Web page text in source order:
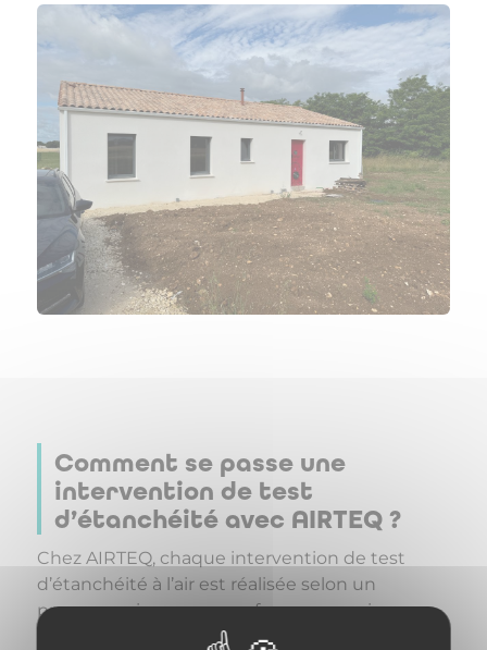
Comment se passe une
intervention de test
d’étanchéité avec AIRTEQ ?
Chez AIRTEQ, chaque intervention de test
d’étanchéité à l’air est réalisée selon un
processus rigoureux, conforme aux exigences
de la réglementation RE 2020. Notre objectif :